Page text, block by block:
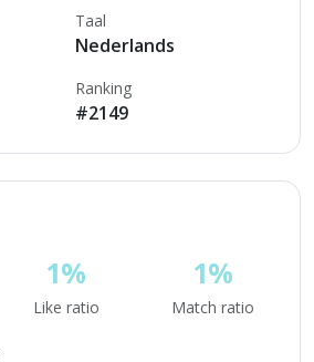
Taal
Nederlands
Ranking
#2149
1%
Like ratio
1%
Match ratio